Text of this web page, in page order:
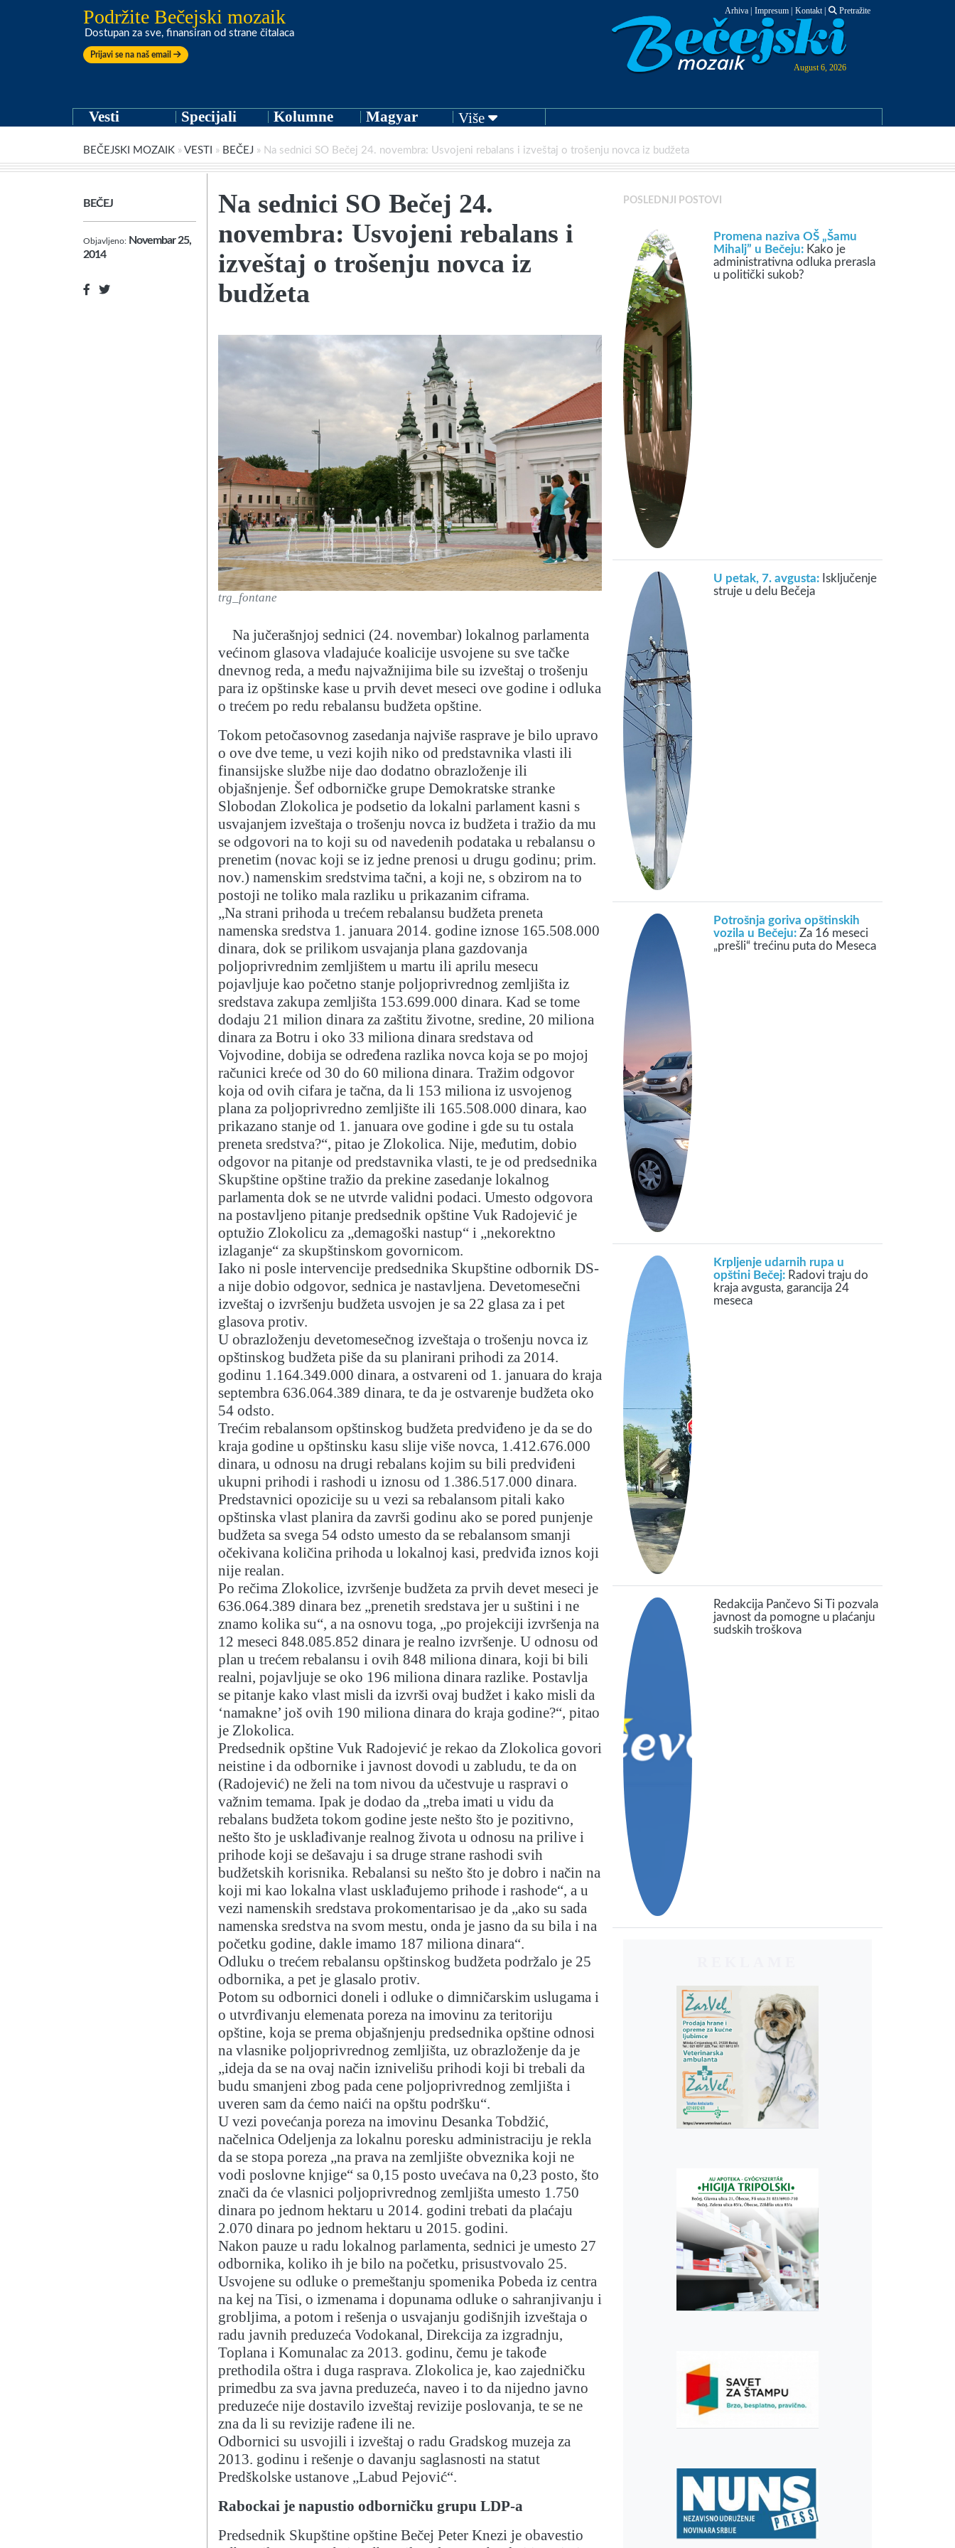
Podržite Bečejski mozaik
Dostupan za sve, finansiran od strane čitalaca
Prijavi se na naš email
Arhiva Impresum Kontakt| Pretražite
August 6, 2026
Vesti Specijali Kolumne Magyar Više
BEČEJSKI MOZAIK » VESTI » BEČEJ » Na sednici SO Bečej 24. novembra: Usvojeni rebalans i izveštaj o trošenju novca iz budžeta
BEČEJ
Objavljeno: Novembar 25,
2014
Na sednici SO Bečej 24.
novembra: Usvojeni rebalans i
izveštaj o trošenju novca iz
budžeta
trg_fontane
Na jučerašnjoj sednici (24. novembar) lokalnog parlamenta
većinom glasova vladajuće koalicije usvojene su sve tačke
dnevnog reda, a među najvažnijima bile su izveštaj o trošenju
para iz opštinske kase u prvih devet meseci ove godine i odluka
o trećem po redu rebalansu budžeta opštine.
Tokom petočasovnog zasedanja najviše rasprave je bilo upravo
o ove dve teme, u vezi kojih niko od predstavnika vlasti ili
finansijske službe nije dao dodatno obrazloženje ili
objašnjenje. Šef odborničke grupe Demokratske stranke
Slobodan Zlokolica je podsetio da lokalni parlament kasni s
usvajanjem izveštaja o trošenju novca iz budžeta i tražio da mu
se odgovori na to koji su od navedenih podataka u rebalansu o
prenetim (novac koji se iz jedne prenosi u drugu godinu; prim.
nov.) namenskim sredstvima tačni, a koji ne, s obzirom na to
postoji ne toliko mala razliku u prikazanim ciframa.
„Na strani prihoda u trećem rebalansu budžeta preneta
namenska sredstva 1. januara 2014. godine iznose 165.508.000
dinara, dok se prilikom usvajanja plana gazdovanja
poljoprivrednim zemljištem u martu ili aprilu mesecu
pojavljuje kao početno stanje poljoprivrednog zemljišta iz
sredstava zakupa zemljišta 153.699.000 dinara. Kad se tome
dodaju 21 milion dinara za zaštitu životne, sredine, 20 miliona
dinara za Botru i oko 33 miliona dinara sredstava od
Vojvodine, dobija se određena razlika novca koja se po mojoj
računici kreće od 30 do 60 miliona dinara. Tražim odgovor
koja od ovih cifara je tačna, da li 153 miliona iz usvojenog
plana za poljoprivredno zemljište ili 165.508.000 dinara, kao
prikazano stanje od 1. januara ove godine i gde su tu ostala
preneta sredstva?“, pitao je Zlokolica. Nije, međutim, dobio
odgovor na pitanje od predstavnika vlasti, te je od predsednika
Skupštine opštine tražio da prekine zasedanje lokalnog
parlamenta dok se ne utvrde validni podaci. Umesto odgovora
na postavljeno pitanje predsednik opštine Vuk Radojević je
optužio Zlokolicu za „demagoški nastup“ i „nekorektno
izlaganje“ za skupštinskom govornicom.
Iako ni posle intervencije predsednika Skupštine odbornik DS-
a nije dobio odgovor, sednica je nastavljena. Devetomesečni
izveštaj o izvršenju budžeta usvojen je sa 22 glasa za i pet
glasova protiv.
U obrazloženju devetomesečnog izveštaja o trošenju novca iz
opštinskog budžeta piše da su planirani prihodi za 2014.
godinu 1.164.349.000 dinara, a ostvareni od 1. januara do kraja
septembra 636.064.389 dinara, te da je ostvarenje budžeta oko
54 odsto.
Trećim rebalansom opštinskog budžeta predviđeno je da se do
kraja godine u opštinsku kasu slije više novca, 1.412.676.000
dinara, u odnosu na drugi rebalans kojim su bili predviđeni
ukupni prihodi i rashodi u iznosu od 1.386.517.000 dinara.
Predstavnici opozicije su u vezi sa rebalansom pitali kako
opštinska vlast planira da završi godinu ako se pored punjenje
budžeta sa svega 54 odsto umesto da se rebalansom smanji
očekivana količina prihoda u lokalnoj kasi, predviđa iznos koji
nije realan.
Po rečima Zlokolice, izvršenje budžeta za prvih devet meseci je
636.064.389 dinara bez „prenetih sredstava jer u suštini i ne
znamo kolika su“, a na osnovu toga, „po projekciji izvršenja na
12 meseci 848.085.852 dinara je realno izvršenje. U odnosu od
plan u trećem rebalansu i ovih 848 miliona dinara, koji bi bili
realni, pojavljuje se oko 196 miliona dinara razlike. Postavlja
se pitanje kako vlast misli da izvrši ovaj budžet i kako misli da
‘namakne’ još ovih 190 miliona dinara do kraja godine?“, pitao
je Zlokolica.
Predsednik opštine Vuk Radojević je rekao da Zlokolica govori
neistine i da odbornike i javnost dovodi u zabludu, te da on
(Radojević) ne želi na tom nivou da učestvuje u raspravi o
važnim temama. Ipak je dodao da „treba imati u vidu da
rebalans budžeta tokom godine jeste nešto što je pozitivno,
nešto što je usklađivanje realnog života u odnosu na prilive i
prihode koji se dešavaju i sa druge strane rashodi svih
budžetskih korisnika. Rebalansi su nešto što je dobro i način na
koji mi kao lokalna vlast usklađujemo prihode i rashode“, a u
vezi namenskih sredstava prokomentarisao je da „ako su sada
namenska sredstva na svom mestu, onda je jasno da su bila i na
početku godine, dakle imamo 187 miliona dinara“.
Odluku o trećem rebalansu opštinskog budžeta podržalo je 25
odbornika, a pet je glasalo protiv.
Potom su odbornici doneli i odluke o dimničarskim uslugama i
o utvrđivanju elemenata poreza na imovinu za teritoriju
opštine, koja se prema objašnjenju predsednika opštine odnosi
na vlasnike poljoprivrednog zemljišta, uz obrazloženje da je
„ideja da se na ovaj način iznivelišu prihodi koji bi trebali da
budu smanjeni zbog pada cene poljoprivrednog zemljišta i
uveren sam da ćemo naići na opštu podršku“.
U vezi povećanja poreza na imovinu Desanka Tobdžić,
načelnica Odeljenja za lokalnu poresku administraciju je rekla
da se stopa poreza „na prava na zemljište obveznika koji ne
vodi poslovne knjige“ sa 0,15 posto uvećava na 0,23 posto, što
znači da će vlasnici poljoprivrednog zemljišta umesto 1.750
dinara po jednom hektaru u 2014. godini trebati da plaćaju
2.070 dinara po jednom hektaru u 2015. godini.
Nakon pauze u radu lokalnog parlamenta, sednici je umesto 27
odbornika, koliko ih je bilo na početku, prisustvovalo 25.
Usvojene su odluke o premeštanju spomenika Pobeda iz centra
na kej na Tisi, o izmenama i dopunama odluke o sahranjivanju i
grobljima, a potom i rešenja o usvajanju godišnjih izveštaja o
radu javnih preduzeća Vodokanal, Direkcija za izgradnju,
Toplana i Komunalac za 2013. godinu, čemu je takođe
prethodila oštra i duga rasprava. Zlokolica je, kao zajedničku
primedbu za sva javna preduzeća, naveo i to da nijedno javno
preduzeće nije dostavilo izveštaj revizije poslovanja, te se ne
zna da li su revizije rađene ili ne.
Odbornici su usvojili i izveštaj o radu Gradskog muzeja za
2013. godinu i rešenje o davanju saglasnosti na statut
Predškolske ustanove „Labud Pejović“.
Rabockai je napustio odborničku grupu LDP-a
Predsednik Skupštine opštine Bečej Peter Knezi je obavestio
POSLEDNJI POSTOVI
Promena naziva OŠ „Šamu
Mihalj” u Bečeju: Kako je
administrativna odluka prerasla
u politički sukob?
U petak, 7. avgusta: Isključenje
struje u delu Bečeja
Potrošnja goriva opštinskih
vozila u Bečeju: Za 16 meseci
„prešli“ trećinu puta do Meseca
Krpljenje udarnih rupa u
opštini Bečej: Radovi traju do
kraja avgusta, garancija 24
meseca
Redakcija Pančevo Si Ti pozvala
javnost da pomogne u plaćanju
sudskih troškova